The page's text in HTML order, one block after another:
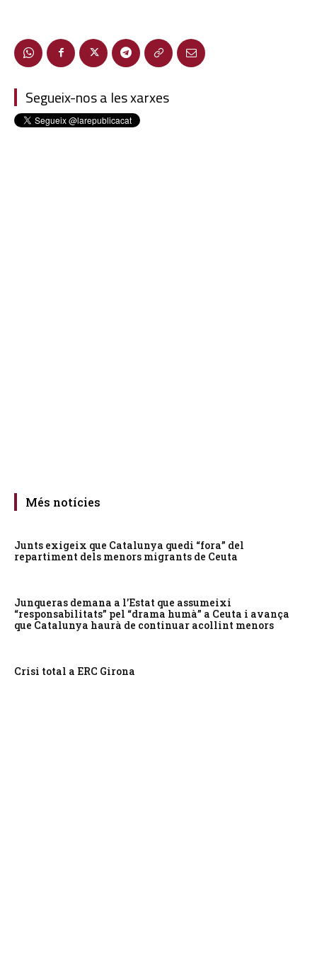
Segueix-nos a les xarxes
Més notícies
Junts exigeix que Catalunya quedi “fora” del
repartiment dels menors migrants de Ceuta
Junqueras demana a l’Estat que assumeixi
“responsabilitats” pel “drama humà” a Ceuta i avança
que Catalunya haurà de continuar acollint menors
Crisi total a ERC Girona